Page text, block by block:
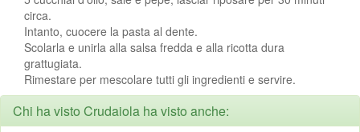
circa.
Intanto, cuocere la pasta al dente.
Scolarla e unirla alla salsa fredda e alla ricotta dura
grattugiata.
Rimestare per mescolare tutti gli ingredienti e servire.
Chi ha visto Crudaiola ha visto anche: